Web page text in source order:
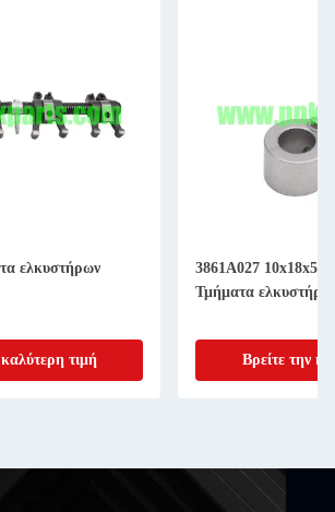
ελκυστήρων
τιμή
3861Α027
Τμήματα
Βρείτε την